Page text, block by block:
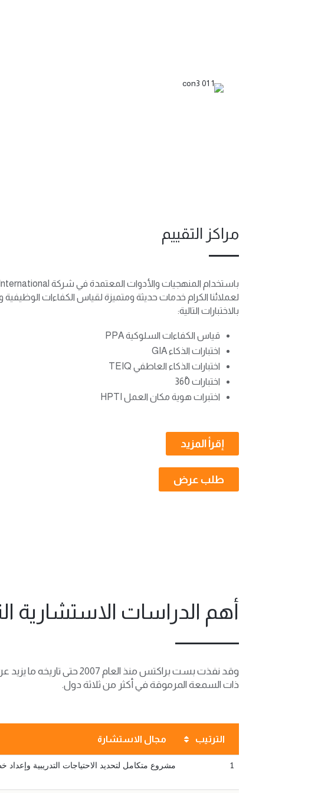
مراكز التقييم
لعملائنا الكرام خدمات حديثة ومتميزة لقياس الكفاءات الوظيفية
بالاختبارات التالية:
قياس الكفاءات السلوكية PPA
اختبارات الذكاء GIA
اختبارات الذكاء العاطفي TEIQ
اختبارات 360ْ
اختبرات هوية مكان العمل HPTI
إقرأ المزيد
طلب عرض
أهم الدراسات الاستشارية
ذات السمعة المرموقة في أكثر من ثلاثة دول.
الترتيب مجال الاستشارة
1 مشروع متكامل لتحديد الاحتياجات التدريبية وإعداد